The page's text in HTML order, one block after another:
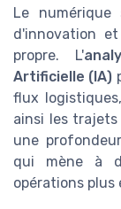
Le
d'innovation
propre. L'
Artificielle (IA)
flux
ainsi les
une
qui mène à
opérations plus